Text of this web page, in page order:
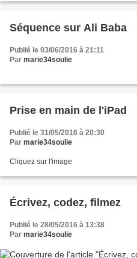
Séquence sur Ali Baba
Publié le 03/06/2016 à 21:11
Par marie34soulie
Prise en main de l'iPad
Publié le 31/05/2016 à 20:30
Par marie34soulie
Cliquez sur l'image
Écrivez, codez, filmez
Publié le 28/05/2016 à 13:38
Par marie34soulie